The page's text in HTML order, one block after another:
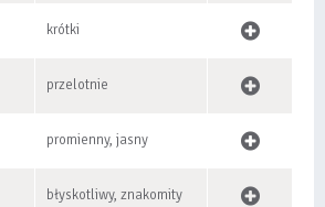
krótki
przelotnie
promienny, jasny
błyskotliwy, znakomity